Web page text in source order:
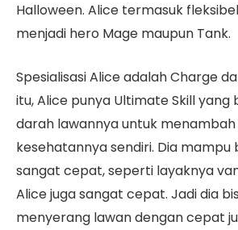
Halloween. Alice termasuk
menjadi hero Mage maupun Tank.
Spesialisasi Alice adalah Charge
itu, Alice punya Ultimate Skill yang
darah lawannya untuk
kesehatannya sendiri. Dia
sangat cepat, seperti layaknya
Alice juga sangat cepat. Jadi dia
menyerang lawan dengan cepat